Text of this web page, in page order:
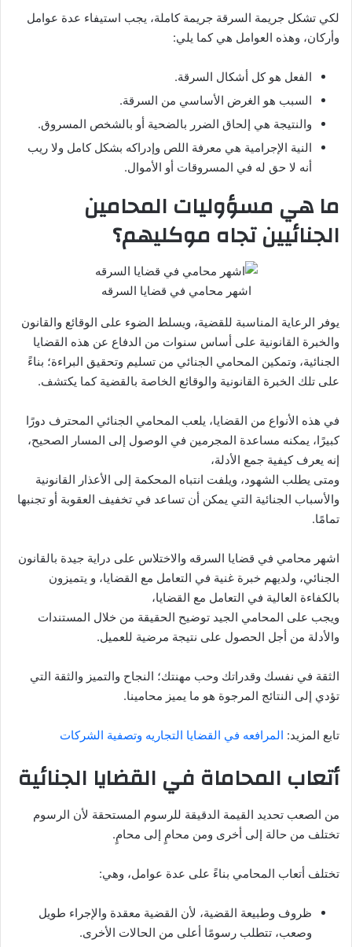
لكي تشكل جريمة السرقة جريمة كاملة، يجب استيفاء عدة عوامل
وأركان، وهذه العوامل هي كما يلي:
الفعل هو كل أشكال السرقة.
السبب هو الغرض الأساسي من السرقة.
والنتيجة هي إلحاق الضرر بالضحية أو بالشخص المسروق.
النية الإجرامية هي معرفة اللص وإدراكه بشكل كامل ولا ريب
أنه لا حق له في المسروقات أو الأموال.
ما هي مسؤوليات المحامين
الجنائيين تجاه موكليهم؟
اشهر محامي في قضايا السرقه
يوفر الرعاية المناسبة للقضية، ويسلط الضوء على الوقائع والقانون
والخبرة القانونية على أساس سنوات من الدفاع عن هذه القضايا
الجنائية، وتمكين المحامي الجنائي من تسليم وتحقيق البراءة؛ بناءً
على تلك الخبرة القانونية والوقائع الخاصة بالقضية كما يكتشف.
في هذه الأنواع من القضايا، يلعب المحامي الجنائي المحترف دورًا
كبيرًا، يمكنه مساعدة المجرمين في الوصول إلى المسار الصحيح،
إنه يعرف كيفية جمع الأدلة،
ومتى يطلب الشهود، ويلفت انتباه المحكمة إلى الأعذار القانونية
والأسباب الجنائية التي يمكن أن تساعد في تخفيف العقوبة أو تجنبها
تمامًا.
اشهر محامي في قضايا السرقه والاختلاس على دراية جيدة بالقانون
الجنائي، ولديهم خبرة غنية في التعامل مع القضايا، و يتميزون
بالكفاءة العالية في التعامل مع القضايا،
ويجب على المحامي الجيد توضيح الحقيقة من خلال المستندات
والأدلة من أجل الحصول على نتيجة مرضية للعميل.
الثقة في نفسك وقدراتك وحب مهنتك؛ النجاح والتميز والثقة التي
تؤدي إلى النتائج المرجوة هو ما يميز محامينا.
تابع المزيد: المرافعه في القضايا التجاريه وتصفية الشركات
أتعاب المحاماة في القضايا الجنائية
من الصعب تحديد القيمة الدقيقة للرسوم المستحقة لأن الرسوم
تختلف من حالة إلى أخرى ومن محامٍ إلى محامٍ.
تختلف أتعاب المحامي بناءً على عدة عوامل، وهي:
ظروف وطبيعة القضية، لأن القضية معقدة والإجراء طويل
وصعب، تتطلب رسومًا أعلى من الحالات الأخرى.